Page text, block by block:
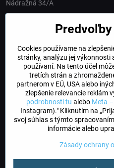
Nádražná 34/A
obchod​@northline​.sk
Otváracie hodiny
PO, UT, STR, ŠT: 9.00 - 17.00
PIA: 8.00 - 16.00
DogFriendly
Psíky sú u nás vítané
©2026
Cookies používame na
stránky, analýzu jej výkonnosti
používaní. Na tento účel
tretích strán a
partnerom v EÚ, USA alebo
zlepšenie relevancie reklám
podrobnosti tu alebo Meta
Instagram)." Kliknutím na
svoj súhlas s týmto
informácie alebo
Zásady ochrany